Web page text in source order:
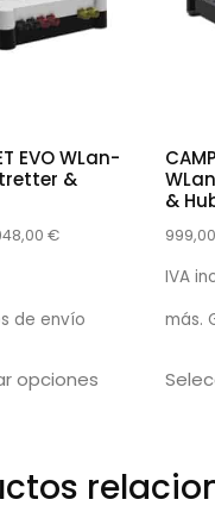
EVO WLan-
&
€
de envío
opciones
&
999,00
IVA
más.